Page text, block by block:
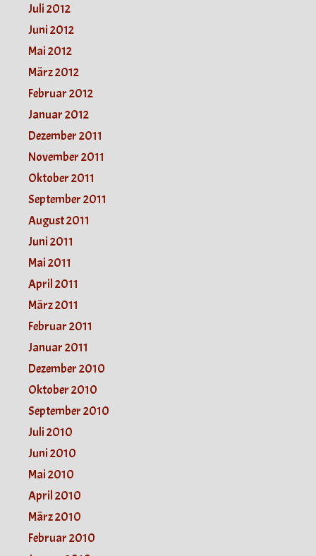
Juli 2012
Juni 2012
Mai 2012
März 2012
Februar 2012
Januar 2012
Dezember 2011
November 2011
Oktober 2011
September 2011
August 2011
Juni 2011
Mai 2011
April 2011
März 2011
Februar 2011
Januar 2011
Dezember 2010
Oktober 2010
September 2010
Juli 2010
Juni 2010
Mai 2010
April 2010
März 2010
Februar 2010